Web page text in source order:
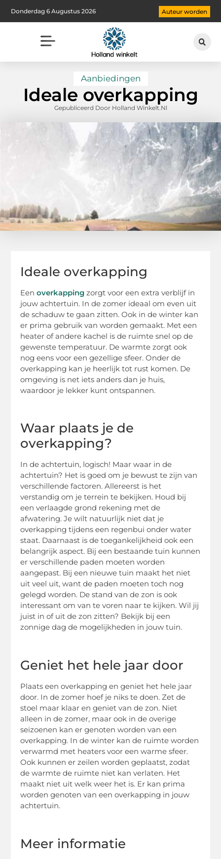
Donderdag 6 Augustus 2026 Auteur worden
Aanbiedingen
Ideale overkapping
Gepubliceerd Door Holland Winkelt.nl
Ideale overkapping
Eenoverkapping zorgt voor een extra verblijf in
jouw achtertuin. In de zomer ideaal om even uit
de schaduw te gaan zitten. Ook in de winter kan
er prima gebruik van worden gemaakt. Met een
heater of andere kachel is de ruimte snel op de
gewenste temperatuur. De warmte zorgt ook
nog eens voor een gezellige sfeer. Onder de
overkapping kan je heerlijk tot rust komen. De
omgeving is net iets anders dan je huis,
waardoor je lekker kunt ontspannen.
Waar plaats je de
overkapping?
In de achtertuin, logisch! Maar waar in de
achtertuin? Het is goed om je bewust te zijn van
verschillende factoren. Allereerst is het
verstandig om je terrein te bekijken. Houd bij
een verlaagde grond rekening met de
afwatering. Je wilt natuurlijk niet dat je
overkapping tijdens een regenbui onder water
staat. Daarnaast is de toegankelijkheid ook een
belangrijk aspect. Bij een bestaande tuin kunnen
er verschillende paden moeten worden
aangepast. Bij een nieuwe tuin maakt het niet
uit veel uit, want de paden moeten toch nog
gelegd worden. De stand van de zon is ook
interessant om van te voren naar te kijken. Wil jij
juist in of uit de zon zitten? Bekijk bij een
zonnige dag de mogelijkheden in jouw tuin.
Geniet het hele jaar door
Plaats een overkapping en geniet het hele jaar
door. In de zomer hoef je niks te doen. Zet de
stoel maar klaar en geniet van de zon. Niet
alleen in de zomer, maar ook in de overige
seizoenen kan er genoten worden van een
overkapping. In de winter kan de ruimte worden
verwarmd met heaters voor een warme sfeer.
Ook kunnen er zeilen worden geplaatst, zodat
de warmte de ruimte niet kan verlaten. Het
maakt niet uit welk weer het is. Er kan prima
worden genoten van een overkapping in jouw
achtertuin.
Meer informatie